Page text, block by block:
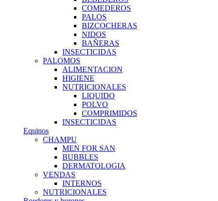
COMEDEROS
PALOS
BIZCOCHERAS
NIDOS
BAÑERAS
INSECTICIDAS
PALOMOS
ALIMENTACION
HIGIENE
NUTRICIONALES
LIQUIDO
POLVO
COMPRIMIDOS
INSECTICIDAS
Equinos
CHAMPU
MEN FOR SAN
BUBBLES
DERMATOLOGIA
VENDAS
INTERNOS
NUTRICIONALES